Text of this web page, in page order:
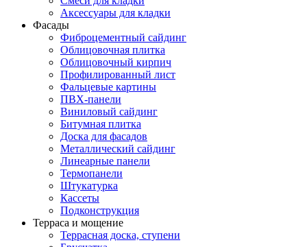
Аксессуары для кладки
Фасады
Фиброцементный сайдинг
Облицовочная плитка
Облицовочный кирпич
Профилированный лист
Фальцевые картины
ПВХ-панели
Виниловый сайдинг
Битумная плитка
Доска для фасадов
Металлический сайдинг
Линеарные панели
Термопанели
Штукатурка
Кассеты
Подконструкция
Терраса и мощение
Террасная доска, ступени